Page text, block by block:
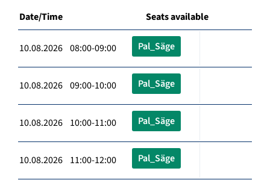
Date/Time Seats available
10.08.2026 08:00-09:00 Pal_Säge
10.08.2026 09:00-10:00 Pal_Säge
10.08.2026 10:00-11:00 Pal_Säge
10.08.2026 11:00-12:00 Pal_Säge